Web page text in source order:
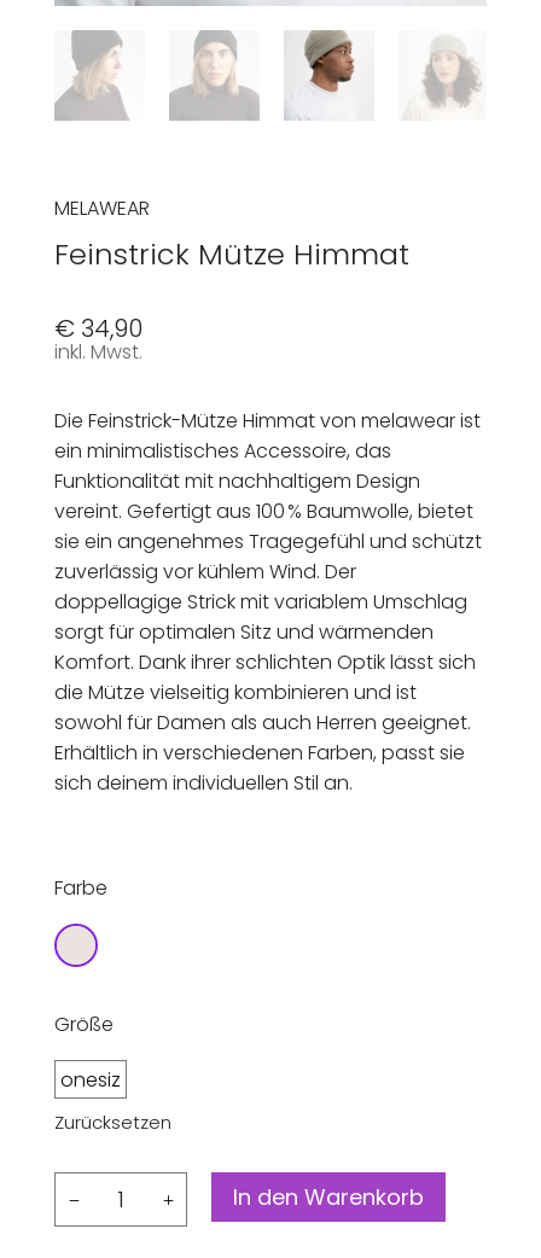
MELAWEAR
Feinstrick Mütze Himmat
€34,90
inkl. Mwst.
Die Feinstrick-Mütze Himmat von melawear ist
ein minimalistisches Accessoire, das
Funktionalität mit nachhaltigem Design
vereint. Gefertigt aus 100 % Baumwolle, bietet
sie ein angenehmes Tragegefühl und schützt
zuverlässig vor kühlem Wind. Der
doppellagige Strick mit variablem Umschlag
sorgt für optimalen Sitz und wärmenden
Komfort. Dank ihrer schlichten Optik lässt sich
die Mütze vielseitig kombinieren und ist
sowohl für Damen als auch Herren geeignet.
Erhältlich in verschiedenen Farben, passt sie
sich deinem individuellen Stil an.
Farbe
Größe
onesiz
e
Zurücksetzen
Feinstrick
Mütze
In den Warenkorb